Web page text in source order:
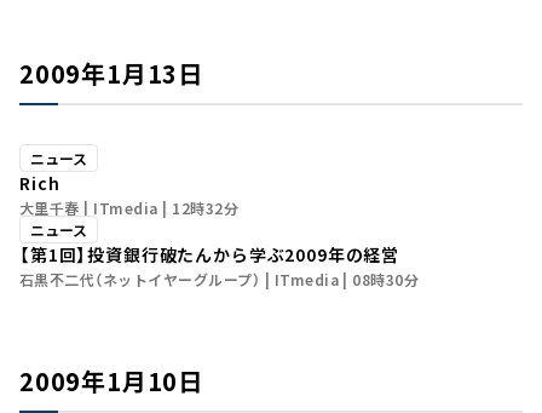
2009年1月13日
ニュース
Rich
大里千春 ITmedia
12時32分
ニュース
【第1回】投資銀行破たんから学ぶ2009年の経営
石黒不二代（ネットイヤーグループ） ITmedia 08時30分
2009年1月10日